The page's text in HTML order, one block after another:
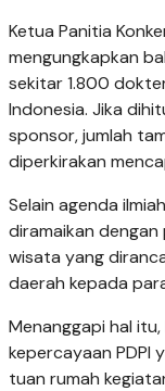
Ketua Panitia
mengungkapkan
sekitar 1.800
Indonesia. Jika
sponsor, jumlah
diperkirakan
Selain agenda
diramaikan
wisata yang
daerah kepada
Menanggapi hal
kepercayaan PDPI
tuan rumah